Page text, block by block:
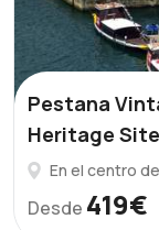
Pestana
Heritage Site
En el centro
Desde 419€